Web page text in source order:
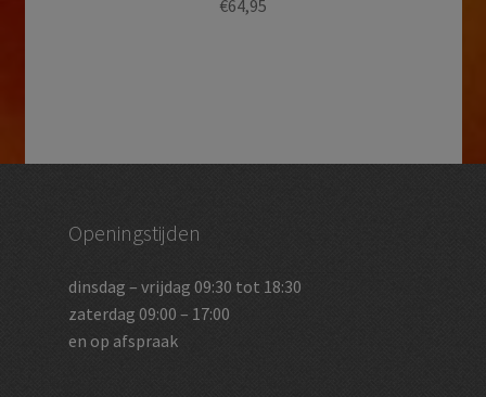
€64,95
Openingstijden
dinsdag – vrijdag 09:30 tot 18:30
zaterdag 09:00 – 17:00
en op afspraak